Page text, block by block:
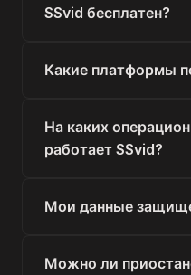
SSvid бесплатен?
Какие платформы
На каких
работает SSvid?
Мои данные
Можно ли